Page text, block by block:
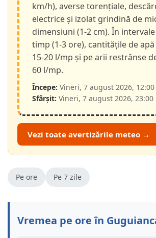
km/h), averse torențiale,
electrice și izolat grindină de
dimensiuni (1-2 cm). În
timp (1-3 ore), cantitățile de
15-20 l/mp și pe arii restrânse
60 l/mp.
Începe: Vineri, 7 august 2026, 12:00
Sfârșit: Vineri, 7 august 2026, 23:00
Vezi toate avertizările meteo →
Pe ore Pe 7 zile
Vremea pe ore în